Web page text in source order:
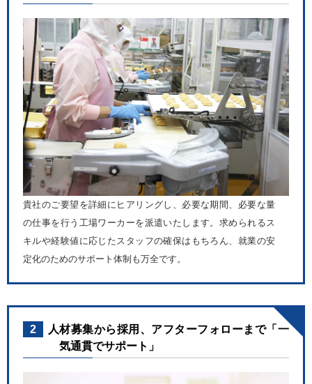
貴社のご要望を詳細にヒアリングし、必要な期間、必要な量
の仕事を行う工場ワーカーを派遣いたします。求められるス
キルや経験値に応じたスタッフの確保はもちろん、就業の安
定化のためのサポート体制も万全です。
2
人材募集から採用、アフターフォローまで「一
気通貫でサポート」